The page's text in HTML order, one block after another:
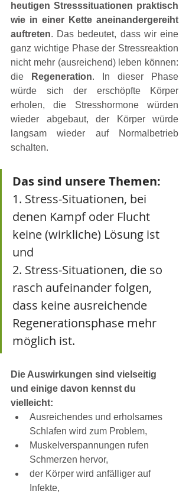
heutigen Stresssituationen praktisch
wie in einer Kette aneinandergereiht
auftreten. Das bedeutet, dass wir eine
ganz wichtige Phase der Stressreaktion
nicht mehr (ausreichend) leben können:
die
Regeneration. In dieser Phase
würde sich der erschöpfte Körper
erholen, die Stresshormone würden
wieder abgebaut, der Körper würde
langsam wieder auf Normalbetrieb
schalten.
Das sind unsere Themen:
1. Stress-Situationen, bei
denen Kampf oder Flucht
keine (wirkliche) Lösung ist
und
2. Stress-Situationen, die so
rasch aufeinander folgen,
dass keine ausreichende
Regenerationsphase mehr
möglich ist.
Die Auswirkungen sind vielseitig
und einige davon kennst du
vielleicht:
Ausreichendes und erholsames
Schlafen wird zum Problem,
Muskelverspannungen rufen
Schmerzen hervor,
der Körper wird anfälliger auf
Infekte,